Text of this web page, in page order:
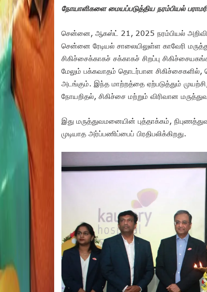
நோயாளிகளை மையப்படுத்திய நரம்பியல்
சென்னை, ஆகஸ்ட் 21, 2025 நரம்பியல்
சென்னை ரேடியல் சாலையிலுள்ள காவேரி
சிகிச்சைக்காகச் சக்காகச் சிறப்பு
மேலும் பக்கவாதம் தொடர்பான சிகிச்சைகளில்,
அடங்கும். இந்த மாற்றத்தை ஏற்படுத்தும்
நோயறிதல், சிகிச்சை மற்றும் விரிவான
இது மருத்துவமனையின் புத்தாக்கம்,
முடியாத அர்ப்பணிப்பைப் பிரதிபலிக்கிறது.